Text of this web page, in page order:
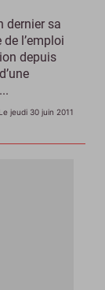
dernier sa
l’emploi
depuis
Le jeudi 30 juin 2011